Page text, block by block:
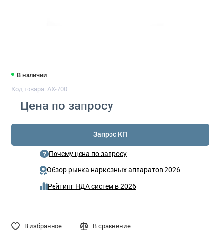
В наличии
Код товара: AX-700
Цена по запросу
Запрос КП
Почему цена по запросу
Обзор рынка наркозных аппаратов 2026
Рейтинг НДА систем в 2026
В избранное В сравнение